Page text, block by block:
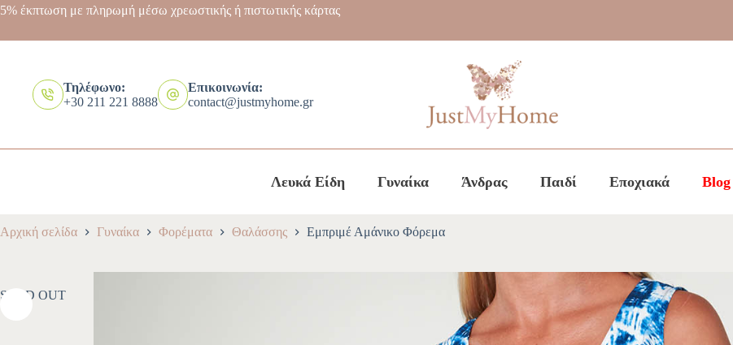
5% έκπτωση με πληρωμή μέσω χρεωστικής ή πιστωτικής κάρτας
Τηλέφωνο:
+30 211 221 8888
Επικοινωνία:
contact@justmyhome.gr
Λευκά Είδη Γυναίκα Άνδρας Παιδί Εποχιακά Blog
Αρχική σελίδα Γυναίκα Φορέματα Θαλάσσης Εμπριμέ Αμάνικο Φόρεμα
SOLD OUT